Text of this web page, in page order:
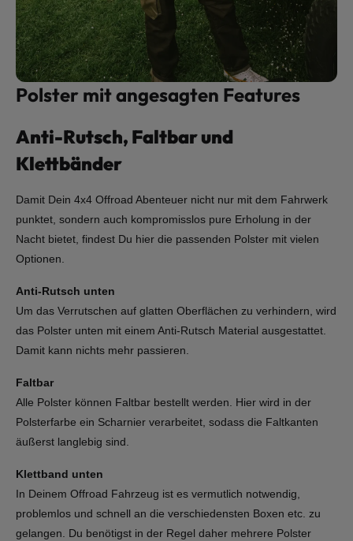
Polster mit angesagten Features
Anti-Rutsch, Faltbar und
Klettbänder
Damit Dein 4x4 Offroad Abenteuer nicht nur mit dem Fahrwerk
punktet, sondern auch kompromisslos pure Erholung in der
Nacht bietet, findest Du hier die passenden Polster mit vielen
Optionen.
Anti-Rutsch unten
Um das Verrutschen auf glatten Oberflächen zu verhindern, wird
das Polster unten mit einem Anti-Rutsch Material ausgestattet.
Damit kann nichts mehr passieren.
Faltbar
Alle Polster können Faltbar bestellt werden. Hier wird in der
Polsterfarbe ein Scharnier verarbeitet, sodass die Faltkanten
äußerst langlebig sind.
Klettband unten
In Deinem Offroad Fahrzeug ist es vermutlich notwendig,
problemlos und schnell an die verschiedensten Boxen etc. zu
gelangen. Du benötigst in der Regel daher mehrere Polster